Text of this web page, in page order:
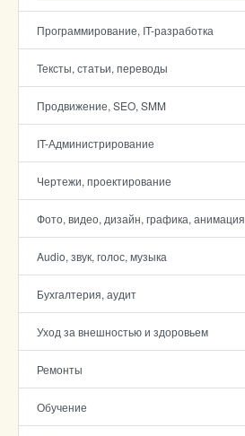
Программирование, IT-разработка
Тексты, статьи, переводы
Продвижение, SEO, SMM
IT-Администрирование
Чертежи, проектирование
Фото, видео, дизайн, графика, анимация
Audio, звук, голос, музыка
Бухгалтерия, аудит
Уход за внешностью и здоровьем
Ремонты
Обучение